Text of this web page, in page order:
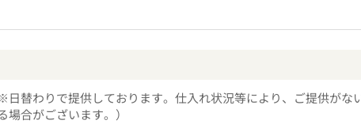
日替わりで提供しております。仕入れ状況等により、ご提供がな
場合がございます。）